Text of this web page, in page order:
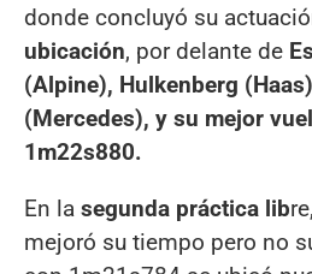
donde concluyó su
ubicación, por delante de
(Alpine), Hulkenberg
(Mercedes), y su mejor
1m22s880.
En la segunda práctica lib
mejoró su tiempo pero no